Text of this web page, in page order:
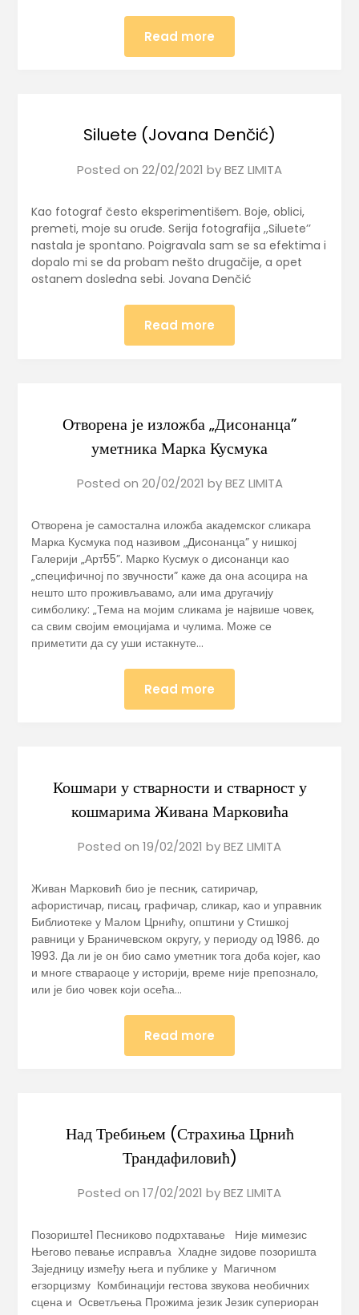
Read more
Siluete (Jovana Denčić)
Posted on 22/02/2021 byBEZ LIMITA
Kao fotograf često eksperimentišem. Boje, oblici,
premeti, moje su oruđe. Serija fotografija ,,Siluete’’
nastala je spontano. Poigravala sam se sa efektima i
dopalo mi se da probam nešto drugačije, a opet
ostanem dosledna sebi. Jovana Denčić
Read more
Отворена је изложба „Дисонанца”
уметника Марка Кусмука
Posted on 20/02/2021 byBEZ LIMITA
Отворена је самостална иложба академског сликара
Марка Кусмука под називом „Дисонанца” у нишкој
Галерији „Арт55”. Марко Кусмук о дисонанци као
„специфичној по звучности” каже да она асоцира на
нешто што проживљавамо, али има другачију
симболику: „Тема на мојим сликама је највише човек,
са свим својим емоцијама и чулима. Може се
приметити да су уши истакнуте…
Read more
Кошмари у стварности и стварност у
кошмарима Живана Марковића
Posted on 19/02/2021 byBEZ LIMITA
Живан Марковић био је песник, сатиричар,
афористичар, писац, графичар, сликар, као и управник
Библиотеке у Малом Црнићу, општини у Стишкој
равници у Браничевском округу, у периоду од 1986. до
1993. Да ли је он био само уметник тога доба којег, као
и многе ствараоце у историји, време није препознало,
или је био човек који осећа…
Read more
Над Требињем (Страхиња Црнић
Трандафиловић)
Posted on 17/02/2021 byBEZ LIMITA
Позориште1 Песниково подрхтавање Није мимезис
Његово певање исправља Хладне зидове позоришта
Заједницу између њега и публике у Магичном
егзорцизму Комбинацији гестова звукова необичних
сцена и Осветљења Прожима језик Језик супериоран